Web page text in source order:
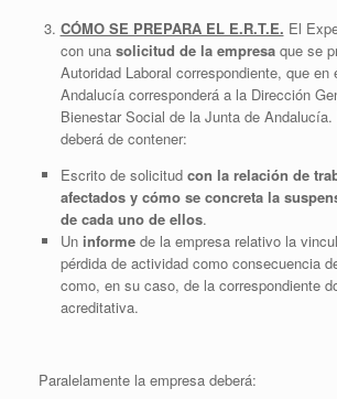
CÓMO SE PREPARA EL E.R.T.E. El
con una solicitud de la empresaque se
Autoridad Laboral correspondiente, que en
Andalucía corresponderá a la Dirección
Bienestar Social de la Junta de
deberá de contener:
Escrito de solicitud con la relación de
afectados y cómo se concreta la
de cada uno de ellos.
Un informede la empresa relativo la
pérdida de actividad como consecuencia
como, en su caso, de la correspondiente
acreditativa.
Paralelamente la empresa deberá: